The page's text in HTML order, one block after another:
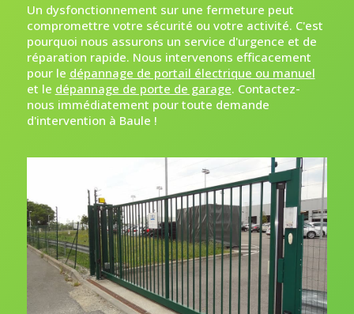
Un dysfonctionnement sur une fermeture peut
compromettre votre sécurité ou votre activité. C'est
pourquoi nous assurons un service d'urgence et de
réparation rapide. Nous intervenons efficacement
pour le dépannage de portail électrique ou manuel
et le dépannage de porte de garage. Contactez-
nous immédiatement pour toute demande
d'intervention à Baule !